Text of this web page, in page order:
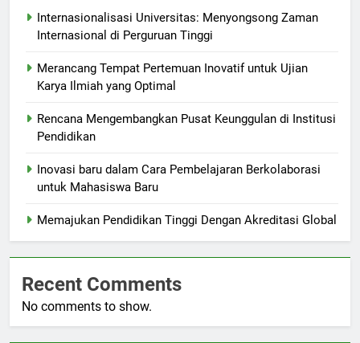
Internasionalisasi Universitas: Menyongsong Zaman
Internasional di Perguruan Tinggi
Merancang Tempat Pertemuan Inovatif untuk Ujian
Karya Ilmiah yang Optimal
Rencana Mengembangkan Pusat Keunggulan di Institusi
Pendidikan
Inovasi baru dalam Cara Pembelajaran Berkolaborasi
untuk Mahasiswa Baru
Memajukan Pendidikan Tinggi Dengan Akreditasi Global
Recent Comments
No comments to show.